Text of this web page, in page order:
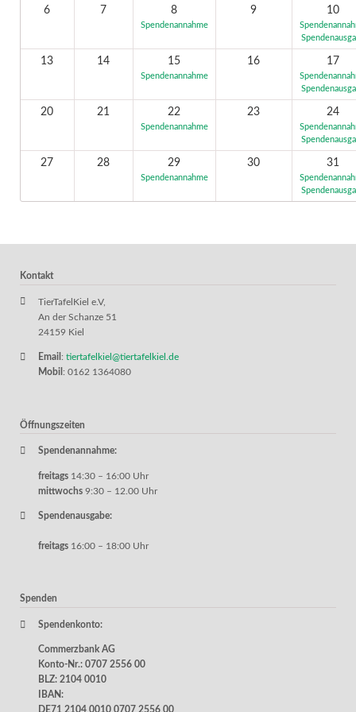
6 7 8
Spendenannahme
9 10
13 14 15
Spendenannahme
16 17
20 21 22
Spendenannahme
23 24
27 28 29
Spendenannahme
30 31
Kontakt
TierTafelKiel e.V,
An der Schanze 51
24159 Kiel
Email : tiertafelkiel@tiertafelkiel.de
Mobil : 0162 1364080
Öffnungszeiten
Spendenannahme:
freitags 14:30 – 16:00 Uhr
mittwochs 9:30 – 12.00 Uhr
Spendenausgabe:
freitags 16:00 – 18:00 Uhr
Spenden
Spendenkonto:
Commerzbank AG
Konto-Nr.: 0707 2556 00
BLZ: 2104 0010
IBAN:
DE71 2104 0010 0707 2556 00